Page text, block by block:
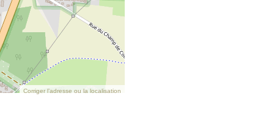
Corriger l’adresse ou la localisation